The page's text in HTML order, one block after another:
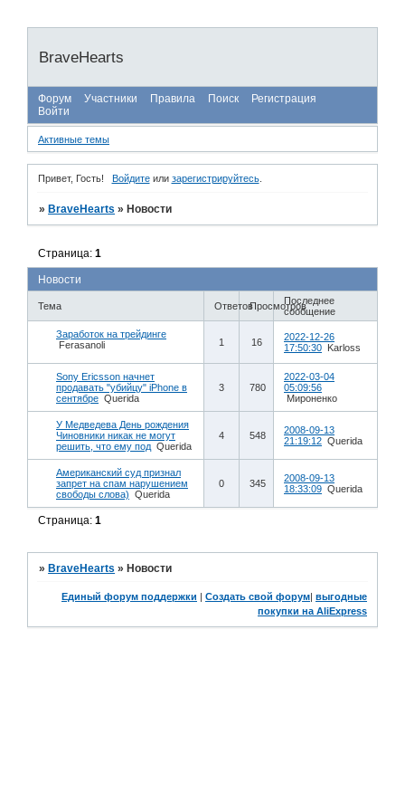
BraveHearts
Форум Участники Правила Поиск
Регистрация
Войти
Активные темы
Привет, Гость! Войдитеили зарегистрируйтесь.
» BraveHearts » Новости
Новости
Страница:1
Тема ОтветовПросмотровПоследнее
сообщение
Заработок на трейдинге
Ferasanoli
1 16
2022-12-26
17:50:30 Karloss
Sony Ericsson начнет
продавать "убийцу" iPhone в
сентябре Querida
3 780
2022-03-04
05:09:56
Мироненко
У Медведева День рождения
Чиновники никак не могут
решить, что ему под Querida
4 548
2008-09-13
21:19:12 Querida
Американский суд признал
запрет на спам нарушением
свободы слова) Querida
0 345
2008-09-13
18:33:09 Querida
Страница:1
»BraveHearts »Новости
Единый форум поддержки | Создать свой форум| выгодные
покупки на AliExpress